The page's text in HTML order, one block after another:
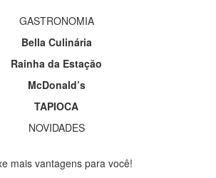
GASTRONOMIA
Bella Culinária
Rainha da Estação
McDonald’s
TAPIOCA
NOVIDADES
mais vantagens para você!